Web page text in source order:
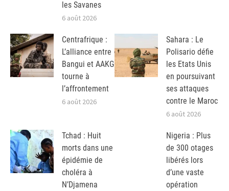
les Savanes
6 août 2026
Centrafrique :
L’alliance entre
Bangui et AAKG
tourne à
l’affrontement
6 août 2026
Sahara : Le
Polisario défie
les Etats Unis
en poursuivant
ses attaques
contre le Maroc
6 août 2026
Tchad : Huit
morts dans une
épidémie de
choléra à
N’Djamena
Nigeria : Plus
de 300 otages
libérés lors
d’une vaste
opération